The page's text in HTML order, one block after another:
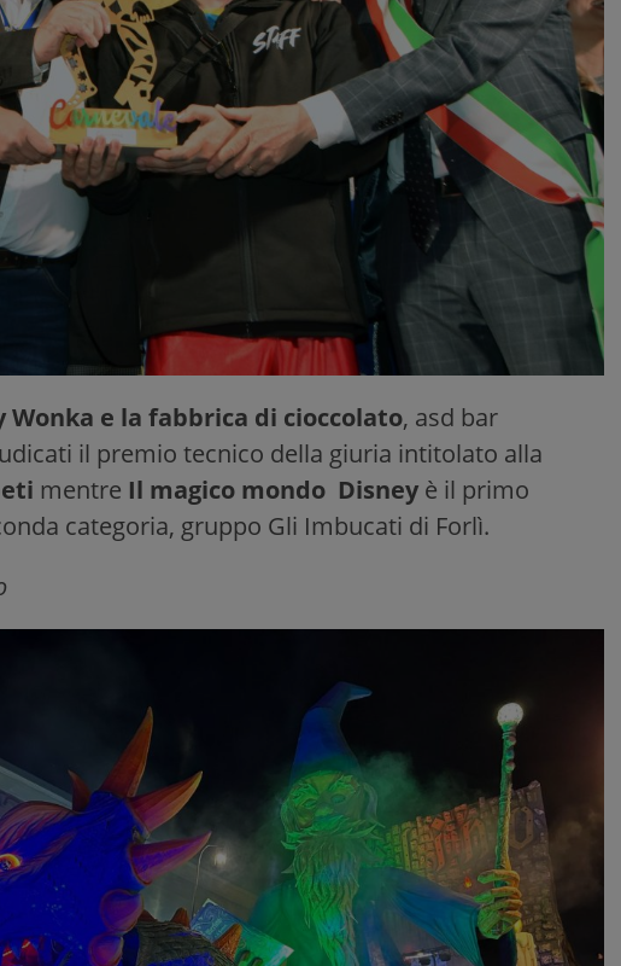
Wonka e la fabbrica di cioccolato, asd bar
il premio tecnico della giuria intitolato alla
mentre Il magico mondo Disney è il primo
categoria, gruppo Gli Imbucati di Forlì.